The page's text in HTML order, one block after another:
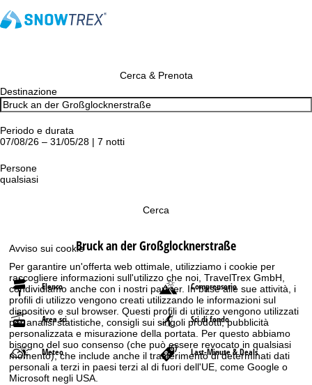
Avviso sui cookie
Per garantire un'offerta web ottimale, utilizziamo i cookie per
raccogliere informazioni sull'utilizzo che noi, TravelTrex GmbH,
condividiamo anche con i nostri partner. In base alle sue attività, i
profili di utilizzo vengono creati utilizzando le informazioni sul
dispositivo e sul browser. Questi profili di utilizzo vengono utilizzati
per analisi statistiche, consigli sui singoli prodotti, pubblicità
personalizzata e misurazione della portata. Per questo abbiamo
bisogno del suo consenso (che può essere revocato in qualsiasi
momento), che include anche il trasferimento di determinati dati
personali a terzi in paesi terzi al di fuori dell'UE, come Google o
Microsoft negli USA.
Cerca & Prenota
Destinazione
Periodo e durata
07/08/26 – 31/05/28 | 7 notti
Persone
qualsiasi
Cerca
Bruck an der Großglocknerstraße
Elenco Comprensorio
Area sci Sci di fondo
Meteo Last-Minute & Deals